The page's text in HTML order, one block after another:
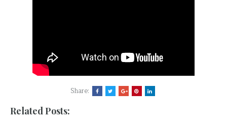
Share:
Related Posts: